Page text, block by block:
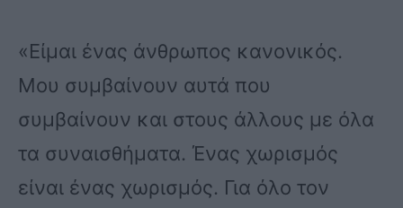
«Είμαι ένας άνθρωπος κανονικός.
Μου συμβαίνουν αυτά που
συμβαίνουν και στους άλλους με όλα
τα συναισθήματα. Ένας χωρισμός
είναι ένας χωρισμός. Για όλο τον